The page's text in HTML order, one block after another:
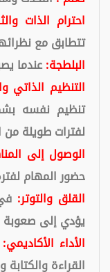
احترام الذات
تتطابق مع
البلطجة:عندما
التنظيم الذاتي
تنظيم نفسه
لفترات طويلة من
الوصول إلى
حضور المهام
القلق والتوتر:
يؤدي إلى صعوبة
الأداء الأكاديمي:
القراءة